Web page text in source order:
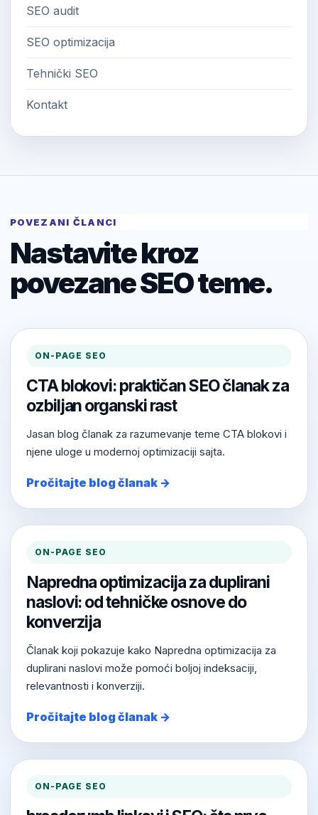
SEO audit
SEO optimizacija
Tehnički SEO
Kontakt
POVEZANI ČLANCI
Nastavite kroz
povezane SEO teme.
ON-PAGE SEO
CTA blokovi: praktičan SEO članak za
ozbiljan organski rast
Jasan blog članak za razumevanje teme CTA blokovi i
njene uloge u modernoj optimizaciji sajta.
Pročitajte blog članak →
ON-PAGE SEO
Napredna optimizacija za duplirani
naslovi: od tehničke osnove do
konverzija
Članak koji pokazuje kako Napredna optimizacija za
duplirani naslovi može pomoći boljoj indeksaciji,
relevantnosti i konverziji.
Pročitajte blog članak →
ON-PAGE SEO